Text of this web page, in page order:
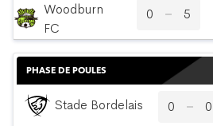
Woodburn
FC
0 5
PHASE DE POULES
Stade Bordelais 0 0